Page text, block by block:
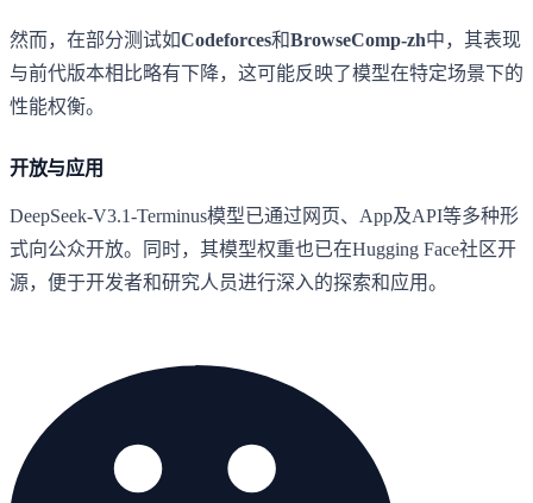
然而，在部分测试如Codeforces和BrowseComp-zh中，其表现
与前代版本相比略有下降，这可能反映了模型在特定场景下的
性能权衡。
开放与应用
DeepSeek-V3.1-Terminus模型已通过网页、App及API等多种形
式向公众开放。同时，其模型权重也已在Hugging Face社区开
源，便于开发者和研究人员进行深入的探索和应用。